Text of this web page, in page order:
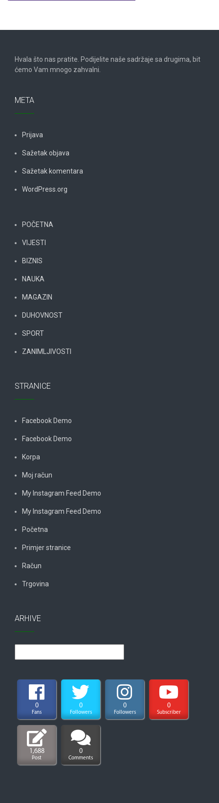
Hvala što nas pratite. Podijelite naše sadržaje sa drugima, bit
ćemo Vam mnogo zahvalni.
META
Prijava
Sažetak objava
Sažetak komentara
WordPress.org
POČETNA
VIJESTI
BIZNIS
NAUKA
MAGAZIN
DUHOVNOST
SPORT
ZANIMLJIVOSTI
STRANICE
Facebook Demo
Facebook Demo
Korpa
Moj račun
My Instagram Feed Demo
My Instagram Feed Demo
Početna
Primjer stranice
Račun
Trgovina
ARHIVE
0
Fans
0
Followers
0
Followers
0
Subscriber
1,688
Post
0
Comments